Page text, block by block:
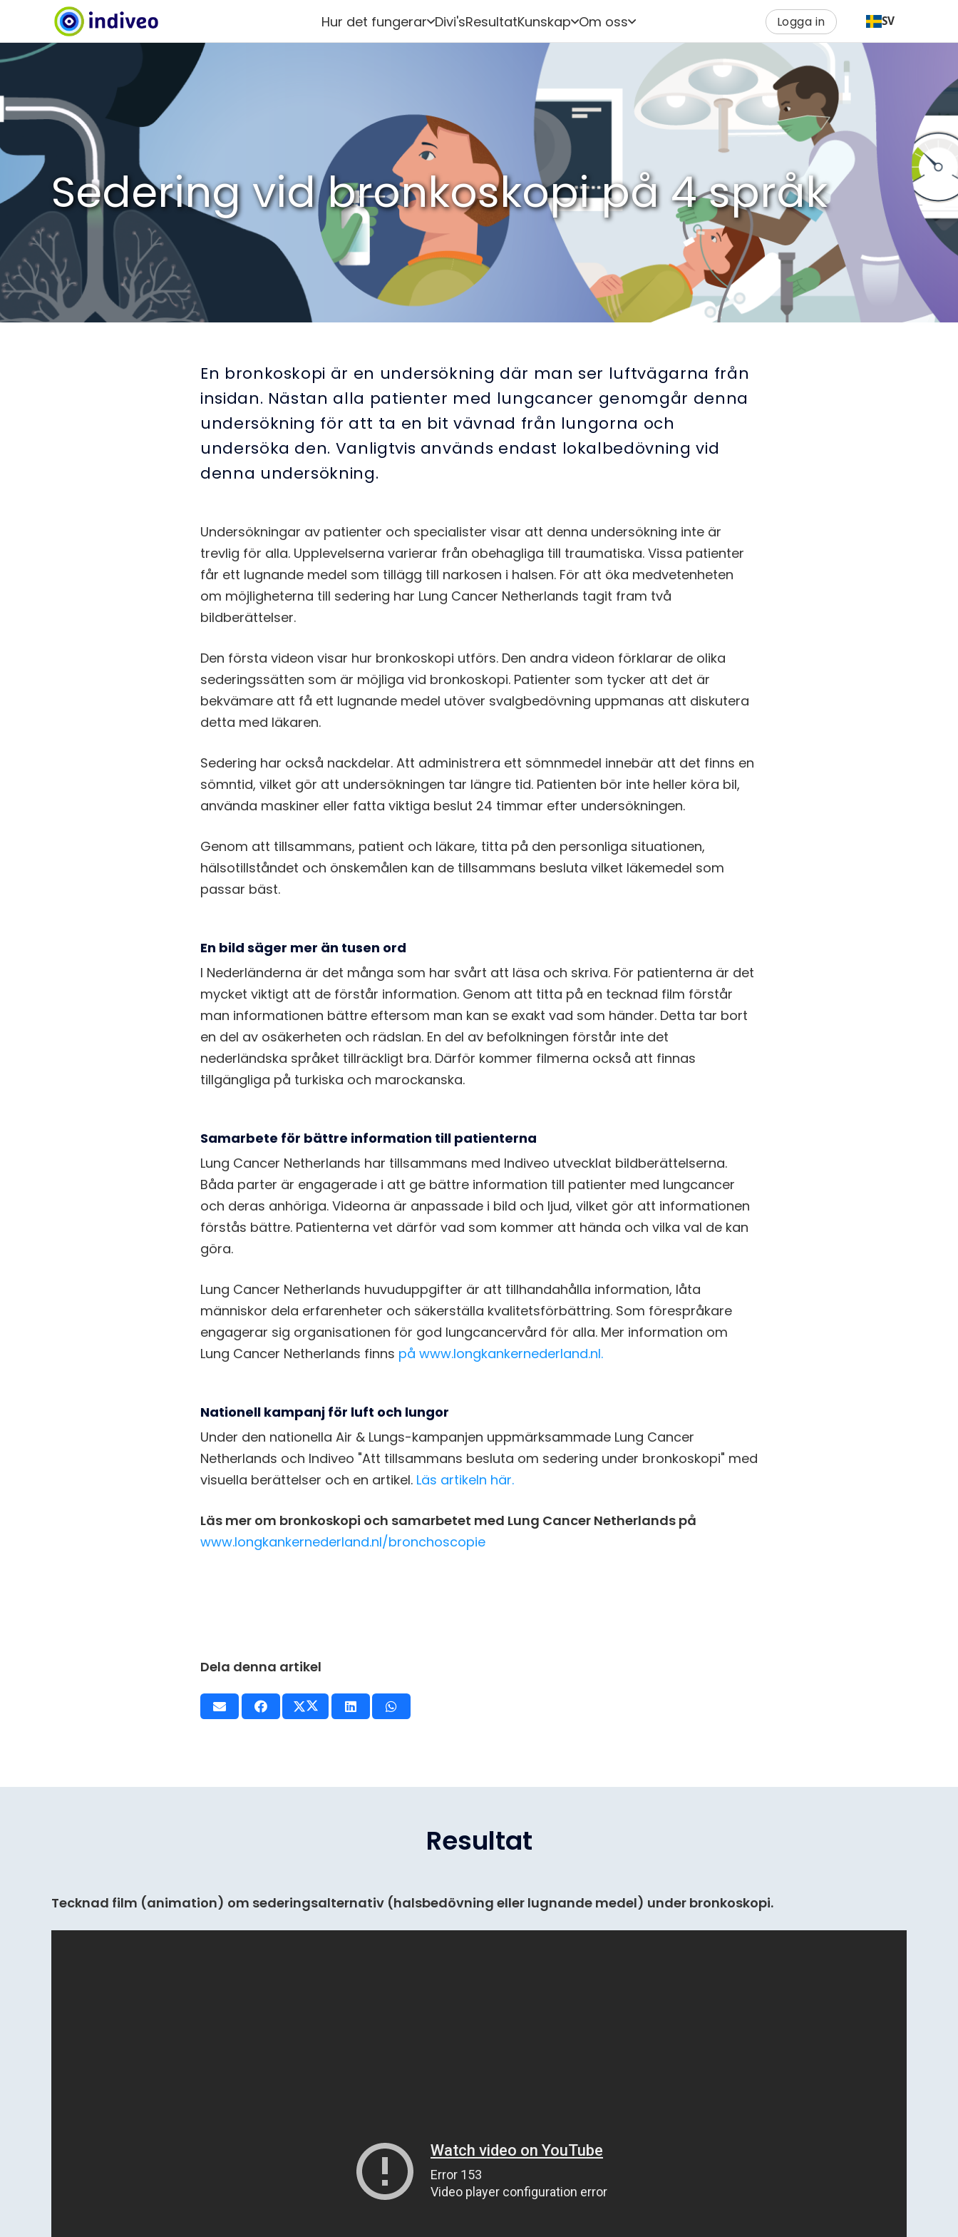
Hur det fungerar Divi'sResultatKunskap Om oss Logga in SV
Sedering vid bronkoskopi på 4 språk
En bronkoskopi är en undersökning där man ser luftvägarna från
insidan. Nästan alla patienter med lungcancer genomgår denna
undersökning för att ta en bit vävnad från lungorna och
undersöka den. Vanligtvis används endast lokalbedövning vid
denna undersökning.
Undersökningar av patienter och specialister visar att denna undersökning inte är
trevlig för alla. Upplevelserna varierar från obehagliga till traumatiska. Vissa patienter
får ett lugnande medel som tillägg till narkosen i halsen. För att öka medvetenheten
om möjligheterna till sedering har Lung Cancer Netherlands tagit fram två
bildberättelser.
Den första videon visar hur bronkoskopi utförs. Den andra videon förklarar de olika
sederingssätten som är möjliga vid bronkoskopi. Patienter som tycker att det är
bekvämare att få ett lugnande medel utöver svalgbedövning uppmanas att diskutera
detta med läkaren.
Sedering har också nackdelar. Att administrera ett sömnmedel innebär att det finns en
sömntid, vilket gör att undersökningen tar längre tid. Patienten bör inte heller köra bil,
använda maskiner eller fatta viktiga beslut 24 timmar efter undersökningen.
Genom att tillsammans, patient och läkare, titta på den personliga situationen,
hälsotillståndet och önskemålen kan de tillsammans besluta vilket läkemedel som
passar bäst.
En bild säger mer än tusen ord
I Nederländerna är det många som har svårt att läsa och skriva. För patienterna är det
mycket viktigt att de förstår information. Genom att titta på en tecknad film förstår
man informationen bättre eftersom man kan se exakt vad som händer. Detta tar bort
en del av osäkerheten och rädslan. En del av befolkningen förstår inte det
nederländska språket tillräckligt bra. Därför kommer filmerna också att finnas
tillgängliga på turkiska och marockanska.
Samarbete för bättre information till patienterna
Lung Cancer Netherlands har tillsammans med Indiveo utvecklat bildberättelserna.
Båda parter är engagerade i att ge bättre information till patienter med lungcancer
och deras anhöriga. Videorna är anpassade i bild och ljud, vilket gör att informationen
förstås bättre. Patienterna vet därför vad som kommer att hända och vilka val de kan
göra.
Lung Cancer Netherlands huvuduppgifter är att tillhandahålla information, låta
människor dela erfarenheter och säkerställa kvalitetsförbättring. Som förespråkare
engagerar sig organisationen för god lungcancervård för alla. Mer information om
Lung Cancer Netherlands finns på www.longkankernederland.nl.
Nationell kampanj för luft och lungor
Under den nationella Air & Lungs-kampanjen uppmärksammade Lung Cancer
Netherlands och Indiveo "Att tillsammans besluta om sedering under bronkoskopi" med
visuella berättelser och en artikel. Läs artikeln här.
Läs mer om bronkoskopi och samarbetet med Lung Cancer Netherlands på
www.longkankernederland.nl/bronchoscopie
Dela denna artikel
Resultat
Tecknad film (animation) om sederingsalternativ (halsbedövning eller lugnande medel) under bronkoskopi.